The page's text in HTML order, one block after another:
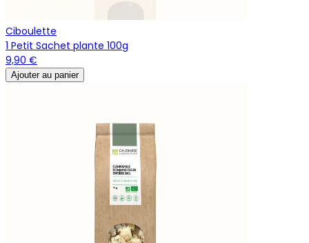
Ciboulette
1 Petit Sachet plante 100g
9,90 €
Ajouter au panier